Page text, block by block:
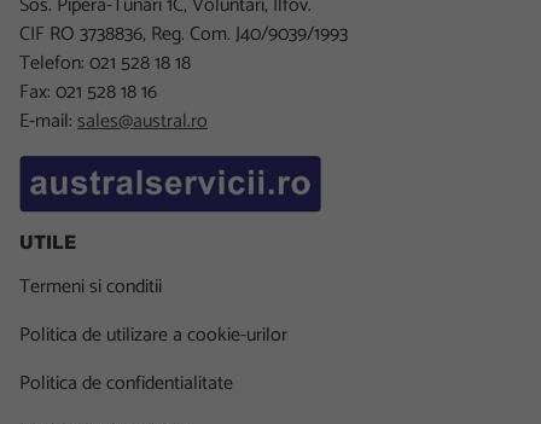
CIF RO 3738836, Reg. Com. J40/9039/1993
Telefon: 021 528 18 18
Fax: 021 528 18 16
E-mail:sales@austral.ro
UTILE
Termeni si conditii
Politica de utilizare a cookie-urilor
Politica de confidentialitate